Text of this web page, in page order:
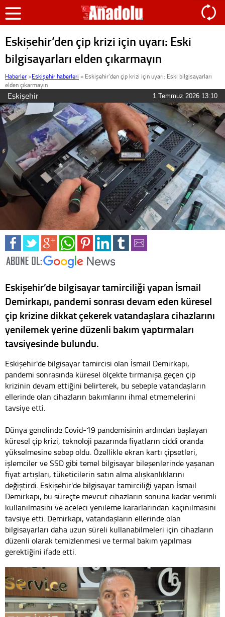
Eskişehir’den çip krizi için uyarı: Eski
bilgisayarları elden çıkarmayın
Haberler >Eskişehir haberleri » Eskişehir’den çip krizi için uyarı: Eski bilgisayarları
elden çıkarmayın
Eskişehir 1 Temmuz 2026 13:10
Eskişehir’de bilgisayar tamirciliği yapan İsmail
Demirkapı, pandemi sonrası devam eden küresel
çip krizine dikkat çekerek vatandaşlara cihazlarını
yenilemek yerine düzenli bakım yaptırmaları
tavsiyesinde bulundu.
Eskişehir'de bilgisayar tamircisi olan İsmail Demirkapı,
pandemi sonrasında küresel ölçekte tırmanışa geçen çip
krizinin devam ettiğini belirterek, bu sebeple vatandaşların
ellerinde olan cihazların bakımlarını ihmal etmemelerini
tavsiye etti.
Dünya genelinde Covid-19 pandemisinin ardından başlayan
küresel çip krizi, teknoloji pazarında fiyatların ciddi oranda
yükselmesine sebep oldu. Özellikle ekran kartı çipsetleri,
işlemciler ve SSD gibi temel bilgisayar bileşenlerinde yaşanan
fiyat artışları, tüketicilerin satın alma alışkanlıklarını
değiştirdi. Eskişehir'de bilgisayar tamirciliği yapan İsmail
Demirkapı, bu süreçte mevcut cihazların sonuna kadar verimli
kullanılmasını ve aceleci yenileme kararlarından kaçınılmasını
tavsiye etti. Demirkapı, vatandaşların ellerinde olan
bilgisayarları daha uzun süreli kullanabilmeleri için cihazların
düzenli olarak temizlenmesi ve termal bakım yapılması
gerektiğini ifade etti.